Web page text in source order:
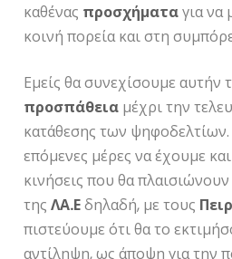
καθένας προσχήματαγια να
κοινή πορεία και στη
Εμείς θα συνεχίσουμε αυτήν
προσπάθεια μέχρι την
κατάθεσης των ψηφοδελτίων.
επόμενες μέρες να έχουμε και
κινήσεις που θα
τηςΛΑ.Εδηλαδή, με τους
πιστεύουμε ότι θα το
αντίληψη, ως άποψη για την